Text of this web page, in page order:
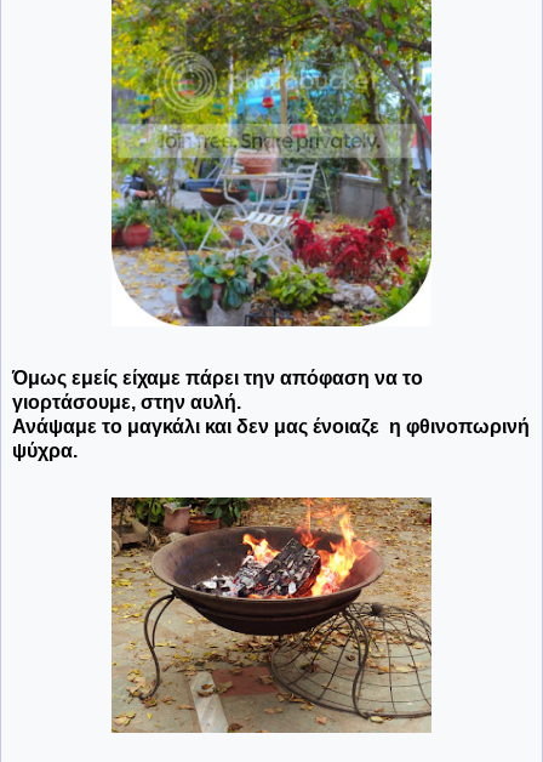
Όμως εμείς είχαμε πάρει την απόφαση να το
γιορτάσουμε, στην αυλή.
Ανάψαμε το μαγκάλι και δεν μας ένοιαζε η φθινοπωρινή
ψύχρα.